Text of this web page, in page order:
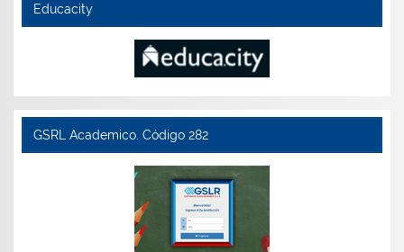
Educacity
GSRL Academico. Código 282